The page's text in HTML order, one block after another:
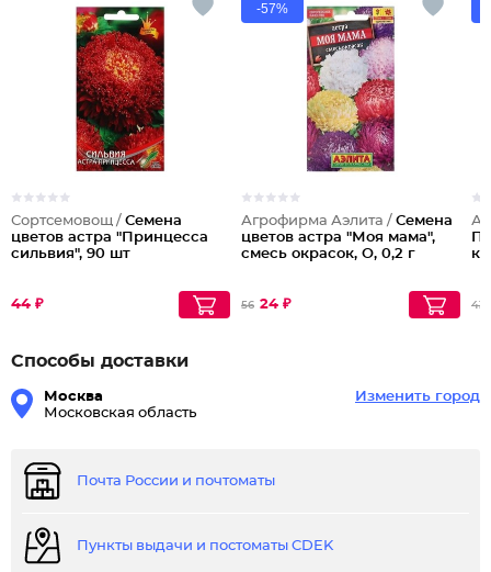
Сортсемовощ / Семена
цветов астра "Принцесса
сильвия", 90 шт
44 ₽
-57%
Агрофирма Аэлита / Семена
цветов астра "Моя мама",
смесь окрасок, О, 0,2 г
56 24 ₽ 43
Способы доставки
Москва
Московская область
Изменить город
Почта России и почтоматы
Пункты выдачи и постоматы CDEK